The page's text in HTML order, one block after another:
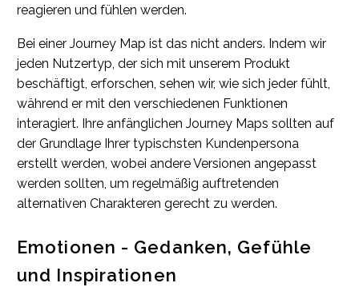
reagieren und fühlen werden.
Bei einer Journey Map ist das nicht anders. Indem wir
jeden Nutzertyp, der sich mit unserem Produkt
beschäftigt, erforschen, sehen wir, wie sich jeder fühlt,
während er mit den verschiedenen Funktionen
interagiert. Ihre anfänglichen Journey Maps sollten auf
der Grundlage Ihrer typischsten Kundenpersona
erstellt werden, wobei andere Versionen angepasst
werden sollten, um regelmäßig auftretenden
alternativen Charakteren gerecht zu werden.
Emotionen - Gedanken, Gefühle
und Inspirationen